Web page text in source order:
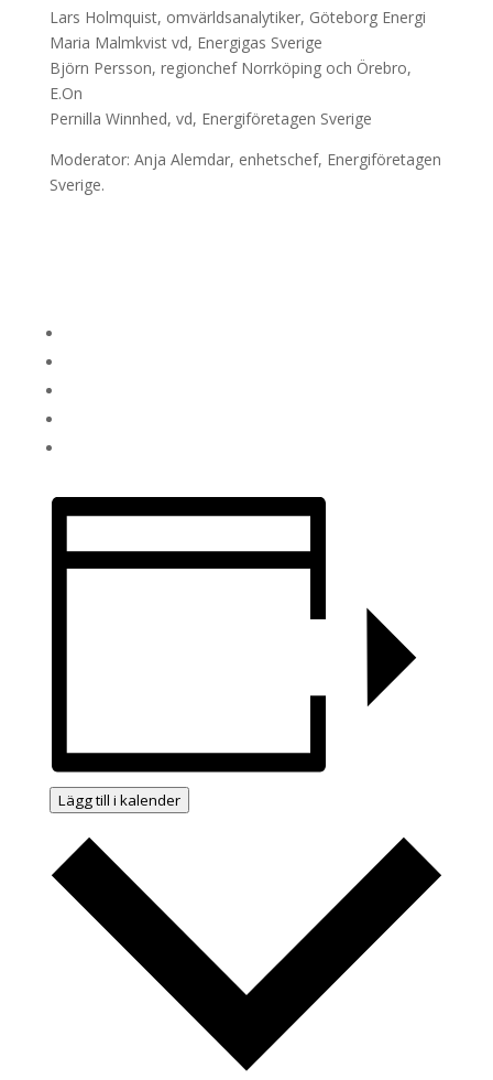
Lars Holmquist, omvärldsanalytiker, Göteborg Energi
Maria Malmkvist vd, Energigas Sverige
Björn Persson, regionchef Norrköping och Örebro,
E.On
Pernilla Winnhed, vd, Energiföretagen Sverige
Moderator: Anja Alemdar, enhetschef, Energiföretagen
Sverige.
Lägg till i kalender